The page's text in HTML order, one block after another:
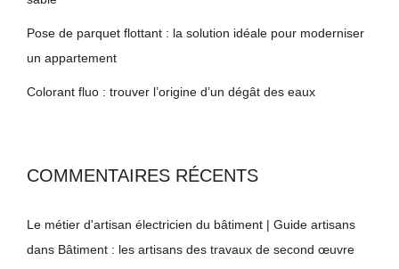
Pose de parquet flottant : la solution idéale pour moderniser
un appartement
Colorant fluo : trouver l’origine d’un dégât des eaux
COMMENTAIRES RÉCENTS
Le métier d'artisan électricien du bâtiment | Guide artisans
dans Bâtiment : les artisans des travaux de second œuvre